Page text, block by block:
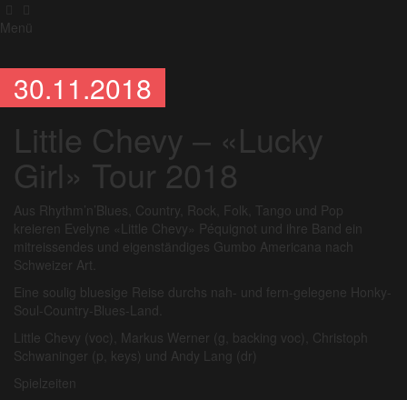
Menü
30.11.2018
Little Chevy – «Lucky
Girl» Tour 2018
Aus Rhythm’n’Blues, Country, Rock, Folk, Tango und Pop
kreieren Evelyne «Little Chevy» Péquignot und ihre Band ein
mitreissendes und eigenständiges Gumbo Americana nach
Schweizer Art.
Eine soulig bluesige Reise durchs nah- und fern-gelegene Honky-
Soul-Country-Blues-Land.
Little Chevy (voc), Markus Werner (g, backing voc), Christoph
Schwaninger (p, keys) und Andy Lang (dr)
Spielzeiten